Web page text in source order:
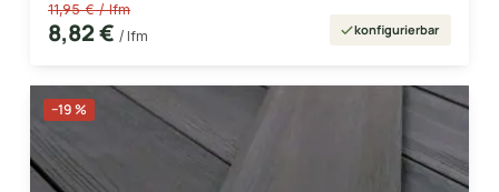
11,95 € / lfm
8,82 € / lfm konfigurierbar
−19 %